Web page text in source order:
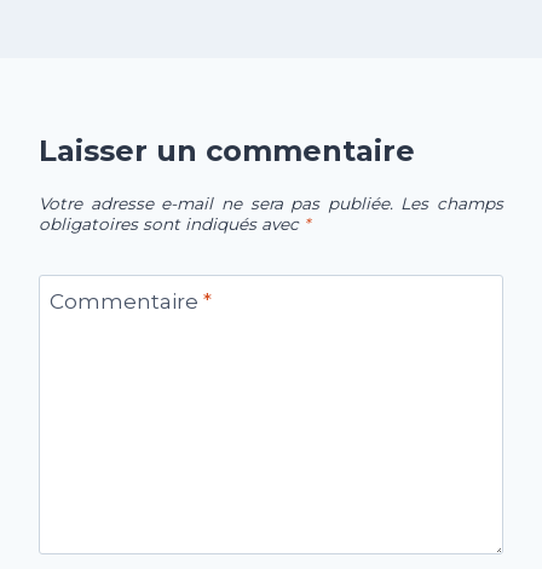
Laisser un commentaire
Votre adresse e-mail ne sera pas publiée. Les champs
obligatoires sont indiqués avec *
Commentaire *